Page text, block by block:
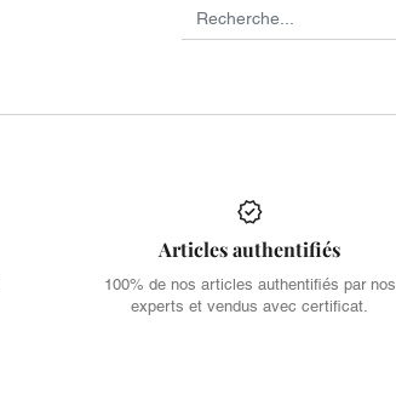
Articles authentifiés
100% de nos articles authentifiés par nos
experts et vendus avec certificat.